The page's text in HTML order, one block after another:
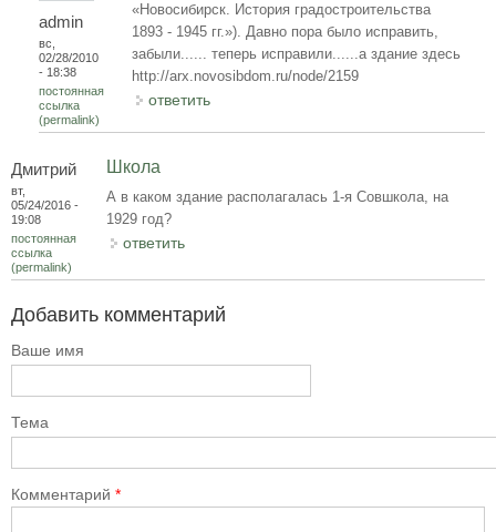
admin
вс,
02/28/2010
- 18:38
постоянная
ссылка
(permalink)
«Новосибирск. История градостроительства
1893 - 1945 гг.»). Давно пора было исправить,
забыли...... теперь исправили......а здание здесь
http://arx.novosibdom.ru/node/2159
ответить
Дмитрий
вт,
05/24/2016 -
19:08
постоянная
ссылка
(permalink)
Школа
А в каком здание располагалась 1-я Совшкола, на
1929 год?
ответить
Добавить комментарий
Ваше имя
Тема
Комментарий *